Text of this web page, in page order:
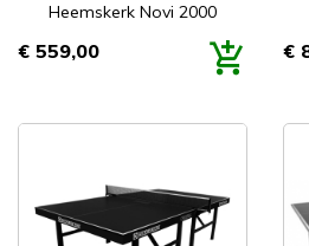
Heemskerk Novi 2000
Prijs
€ 559,00 €